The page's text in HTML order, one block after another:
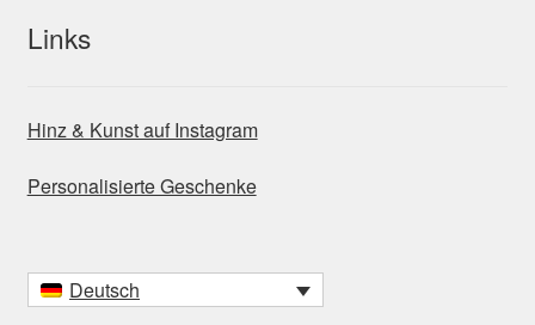
Links
Hinz & Kunst auf Instagram
Personalisierte Geschenke
Deutsch